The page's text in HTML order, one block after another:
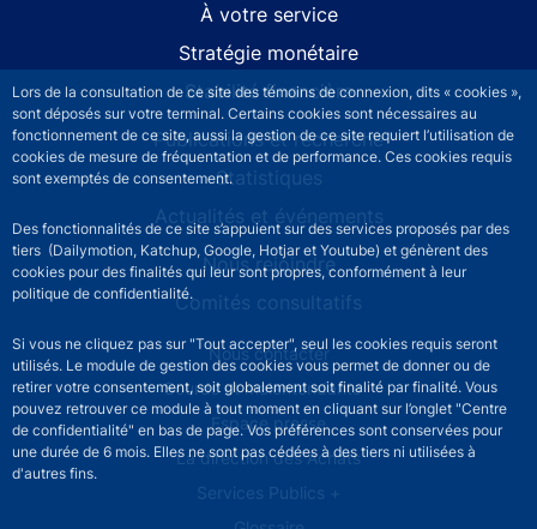
Lors de la consultation de ce site des témoins de connexion, dits « cookies »,
sont déposés sur votre terminal. Certains cookies sont nécessaires au
fonctionnement de ce site, aussi la gestion de ce site requiert l’utilisation de
cookies de mesure de fréquentation et de performance. Ces cookies requis
sont exemptés de consentement.
Des fonctionnalités de ce site s’appuient sur des services proposés par des
tiers (Dailymotion, Katchup, Google, Hotjar et Youtube) et génèrent des
cookies pour des finalités qui leur sont propres, conformément à leur
politique de confidentialité.
Si vous ne cliquez pas sur "Tout accepter", seul les cookies requis seront
utilisés. Le module de gestion des cookies vous permet de donner ou de
retirer votre consentement, soit globalement soit finalité par finalité. Vous
pouvez retrouver ce module à tout moment en cliquant sur l’onglet "Centre
de confidentialité" en bas de page. Vos préférences sont conservées pour
une durée de 6 mois. Elles ne sont pas cédées à des tiers ni utilisées à
d'autres fins.
À votre service
Stratégie monétaire
Stabilité financière
Publications et recherche
Statistiques
Actualités et événements
Nous rejoindre
Comités consultatifs
Footer secondary menuNous contacter
Sourds et malentendants
Espace presse
La direction des Achats
Services Publics +